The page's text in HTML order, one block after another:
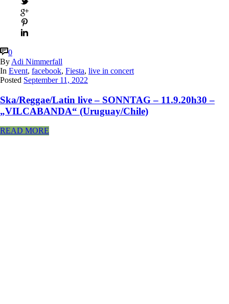
0
By Adi Nimmerfall
In Event, facebook, Fiesta, live in concert
Posted September 11, 2022
Ska/Reggae/Latin live – SONNTAG – 11.9.20h30 –
„VILCABANDA“ (Uruguay/Chile)
READ MORE